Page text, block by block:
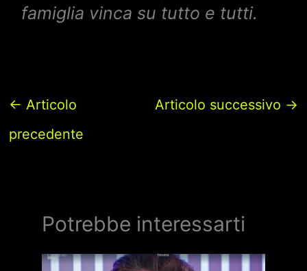
famiglia vinca su tutto e tutti.
← Articolo
precedente
Articolo successivo →
Potrebbe interessarti